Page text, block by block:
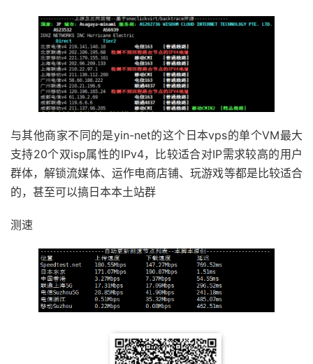
与其他商家不同的是yin-net的这个日本vps的单个VM最大
支持20个双isp属性的IPv4，比较适合对IP需求较高的用户
群体，解锁流媒体、运作电商店铺、玩游戏等都是比较适合
的，甚至可以搞日本本土站群
测速